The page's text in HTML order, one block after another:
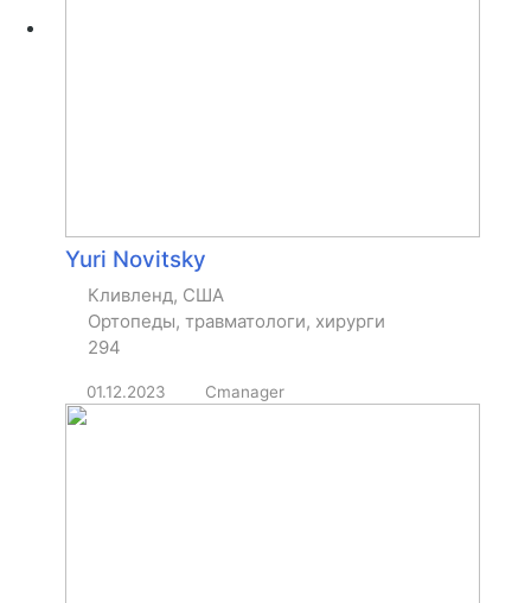
Yuri Novitsky
Кливленд, США
Ортопеды, травматологи, хирурги
294
01.12.2023 Cmanager